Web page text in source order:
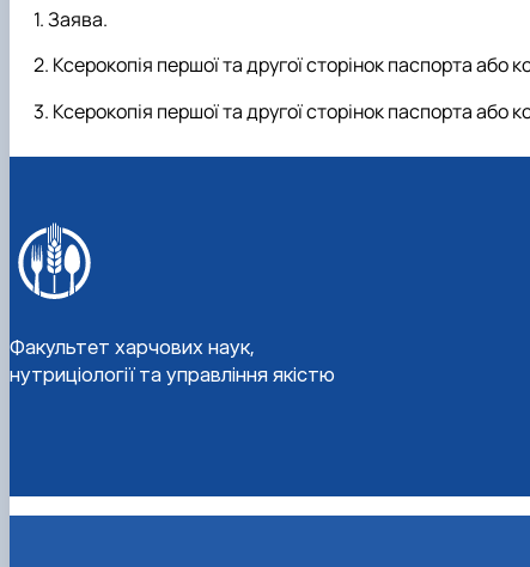
Заява.
Ксерокопія першої та другої сторінок паспорта або
Ксерокопія першої та другої сторінок паспорта або
Факультет харчових наук,
нутриціології та управління якістю